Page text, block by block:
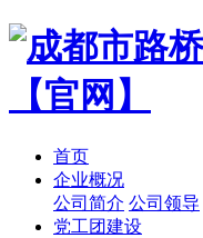
首页
企业概况
公司简介 公司领导
党工团建设